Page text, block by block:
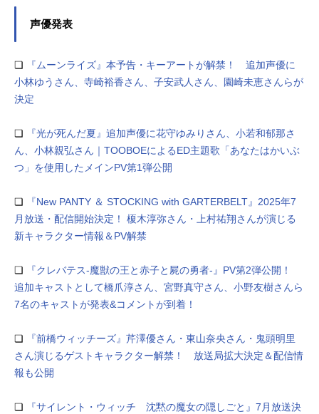
声優発表
❏
『ムーンライズ』本予告・キーアートが解禁！ 追加声優に
小林ゆうさん、寺崎裕香さん、子安武人さん、園崎未恵さんらが
決定
❏
『光が死んだ夏』追加声優に花守ゆみりさん、小若和郁那さ
ん、小林親弘さん｜TOOBOEによるED主題歌「あなたはかいぶ
つ」を使用したメインPV第1弾公開
❏
『New PANTY ＆ STOCKING with GARTERBELT』2025年7
月放送・配信開始決定！ 榎木淳弥さん・上村祐翔さんが演じる
新キャラクター情報＆PV解禁
❏
『クレバテス-魔獣の王と赤子と屍の勇者-』PV第2弾公開！
追加キャストとして橋爪淳さん、宮野真守さん、小野友樹さんら
7名のキャストが発表&コメントが到着！
❏
『前橋ウィッチーズ』芹澤優さん・東山奈央さん・鬼頭明里
さん演じるゲストキャラクター解禁！ 放送局拡大決定＆配信情
報も公開
❏
『サイレント・ウィッチ 沈黙の魔女の隠しごと』7月放送決